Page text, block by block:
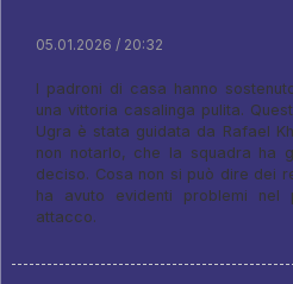
05.01.2026 / 20:32
I padroni di casa hanno
una vittoria casalinga pulita.
Ugra è stata guidata da Rafael
non notarlo, che la squadra ha
deciso. Cosa non si può dire dei
ha avuto evidenti problemi
attacco.